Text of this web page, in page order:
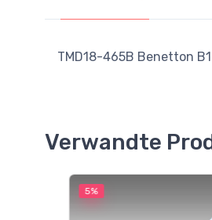
TMD18-465B Benetton
Verwandte
5%